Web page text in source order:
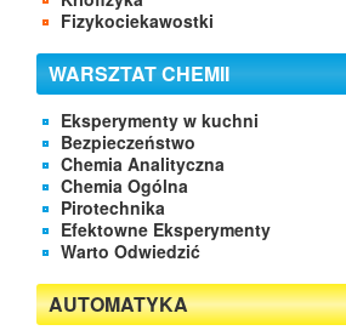
Fizykociekawostki
WARSZTAT CHEMII
Eksperymenty w kuchni
Bezpieczeństwo
Chemia Analityczna
Chemia Ogólna
Pirotechnika
Efektowne Eksperymenty
Warto Odwiedzić
AUTOMATYKA